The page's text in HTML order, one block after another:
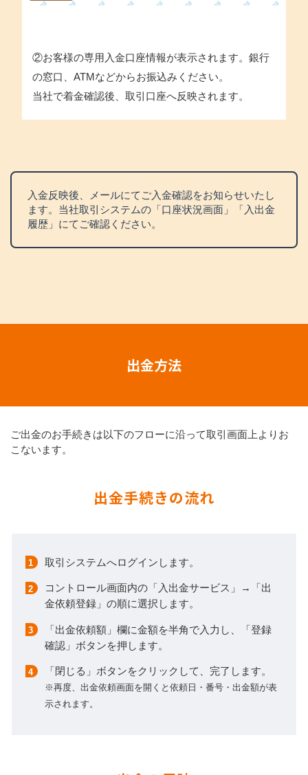
②お客様の専用入金口座情報が表示されます。銀行
の窓口、ATMなどからお振込みください。
当社で着金確認後、取引口座へ反映されます。
入金反映後、メールにてご入金確認をお知らせいたし
ます。当社取引システムの「口座状況画面」「入出金
履歴」にてご確認ください。
出金方法
ご出金のお手続きは以下のフローに沿って取引画面上よりお
こないます。
出金手続きの流れ
取引システムへログインします。
コントロール画面内の「入出金サービス」→「出
金依頼登録」の順に選択します。
「出金依頼額」欄に金額を半角で入力し、「登録
確認」ボタンを押します。
「閉じる」ボタンをクリックして、完了します。
※再度、出金依頼画面を開くと依頼日・番号・出金額が表
示されます。